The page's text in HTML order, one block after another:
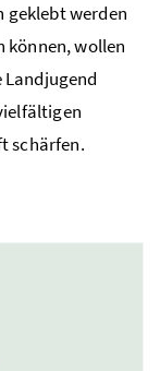
werden
können, wollen
schärfen.